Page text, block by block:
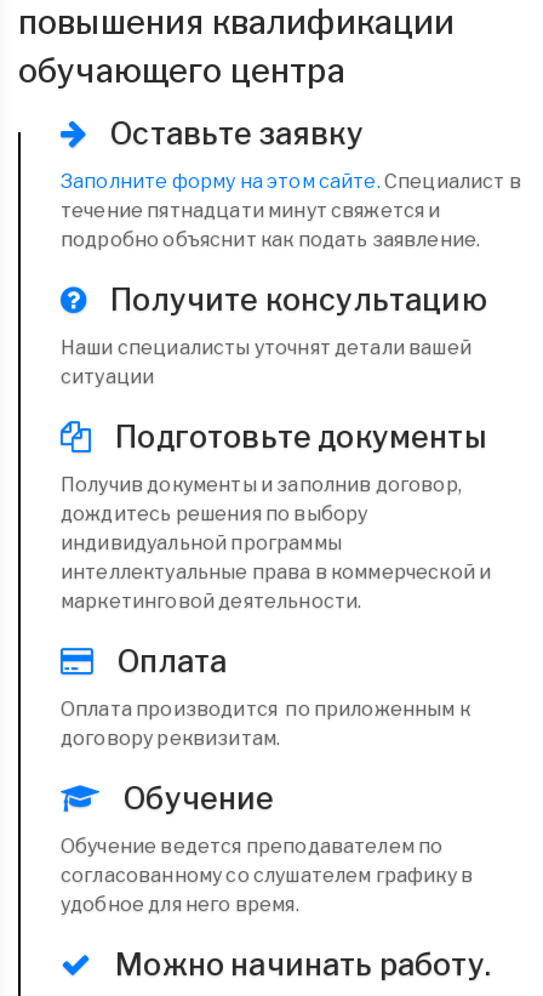
повышения квалификации
обучающего центра
Оставьте заявку
Заполните форму на этом сайте. Специалист в
течение пятнадцати минут свяжется и
подробно объяснит как подать заявление.
Получите консультацию
Наши специалисты уточнят детали вашей
ситуации
Подготовьте документы
Получив документы и заполнив договор,
дождитесь решения по выбору
индивидуальной программы
интеллектуальные права в коммерческой и
маркетинговой деятельности.
Оплата
Оплата производится по приложенным к
договору реквизитам.
Обучение
Обучение ведется преподавателем по
согласованному со слушателем графику в
удобное для него время.
Можно начинать работу.